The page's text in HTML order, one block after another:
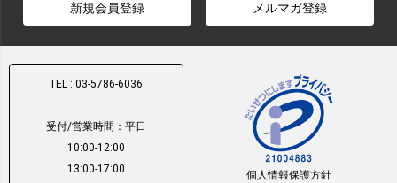
新規会員登録 メルマガ登録
TEL : 03-5786-6036
受付/営業時間：平日
10:00-12:00
13:00-17:00
個人情報保護方針